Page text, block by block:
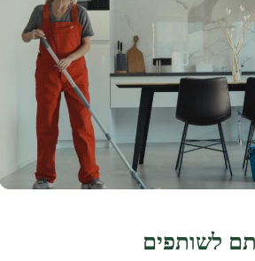
לשותפים